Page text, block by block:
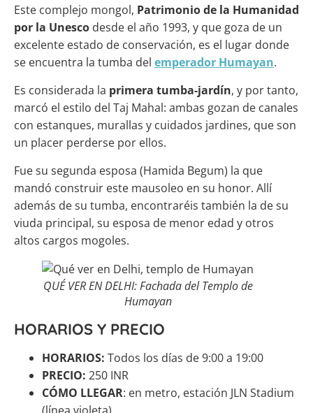
Este complejo mongol, Patrimonio de la Humanidad
por la Unesco desde el año 1993, y que goza de un
excelente estado de conservación, es el lugar donde
se encuentra la tumba del emperador Humayan.
Es considerada la primera tumba-jardín, y por tanto,
marcó el estilo del Taj Mahal: ambas gozan de canales
con estanques, murallas y cuidados jardines, que son
un placer perderse por ellos.
Fue su segunda esposa (Hamida Begum) la que
mandó construir este mausoleo en su honor. Allí
además de su tumba, encontraréis también la de su
viuda principal, su esposa de menor edad y otros
altos cargos mogoles.
QUÉ VER EN DELHI: Fachada del Templo de
Humayan
HORARIOS Y PRECIO
HORARIOS: Todos los días de 9:00 a 19:00
PRECIO: 250 INR
CÓMO LLEGAR: en metro, estación JLN Stadium